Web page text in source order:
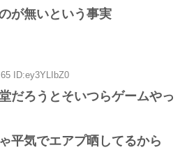
が無いという事実
ID:ey3YLIbZ0
だろうとそいつらゲームやっ
平気でエアプ晒してるから